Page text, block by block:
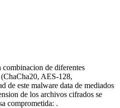
combinacion de diferentes
AES-128,
de este malware data de mediados
de los archivos cifrados se
comprometida: .